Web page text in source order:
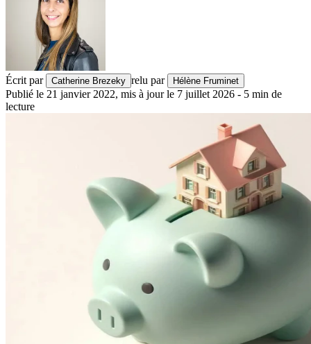
Écrit par Catherine Brezeky relu par Hélène Fruminet
Publié le 21 janvier 2022, mis à jour le 7 juillet 2026 - 5 min de
lecture